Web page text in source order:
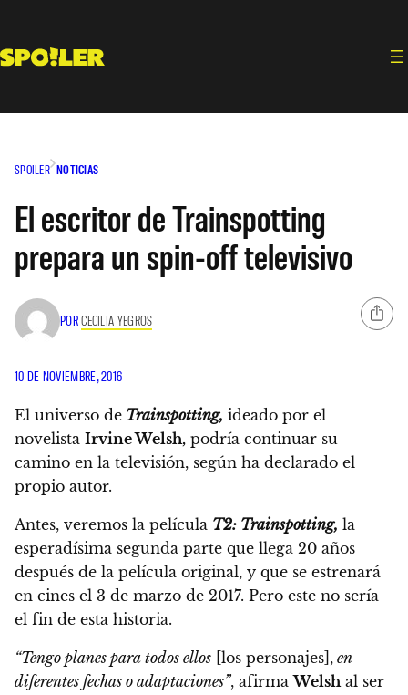
contenido
SPOILER NOTICIAS
El escritor de Trainspotting
prepara un spin-off televisivo
PORCECILIA YEGROS
10 DE NOVIEMBRE, 2016
El universo de Trainspotting, ideado por el
novelista Irvine Welsh, podría continuar su
camino en la televisión, según ha declarado el
propio autor.
Antes, veremos la película T2: Trainspotting, la
esperadísima segunda parte que llega 20 años
después de la película original, y que se estrenará
en cines el 3 de marzo de 2017. Pero este no sería
el fin de esta historia.
“Tengo planes para todos ellos [los personajes], en
diferentes fechas o adaptaciones”, afirmaWelshal ser